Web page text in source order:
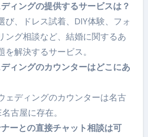
ィングの提供するサービスは？
び、ドレス試着、DIY体験、フォ
ング相談など、結婚に関するあ
を解決するサービス。
ィングのカウンターはどこにあ
ェディングのカウンターは名古
古屋に存在。
ーとの直接チャット相談は可